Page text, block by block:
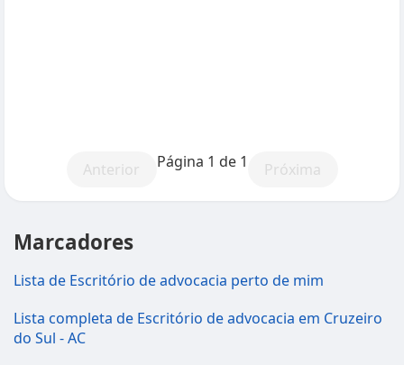
Anterior Página 1 de 1 Próxima
Marcadores
Lista de Escritório de advocacia perto de mim
Lista completa de Escritório de advocacia em Cruzeiro
do Sul - AC